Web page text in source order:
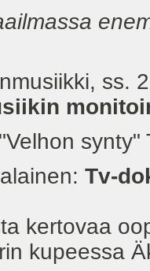
ss.
synty" TV
Tv-
kertovaa